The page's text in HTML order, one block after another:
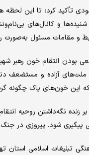
تأکید کرد: تا این
و کانال‌های
و مقامات مسئول به‌صورت
بودن انتقام خون رهبر
آزاده و مستضعف
این خون‌های پاک چگونه
زنده نگه‌داشتن روحیه
پیگیری شود. پیروزی در
تبلیغات اسلامی استان